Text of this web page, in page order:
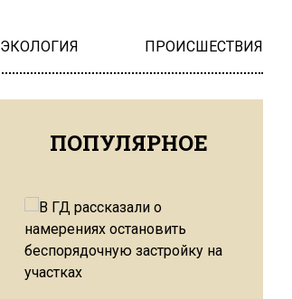
ЭКОЛОГИЯ ПРОИСШЕСТВИЯ
ПОПУЛЯРНОЕ